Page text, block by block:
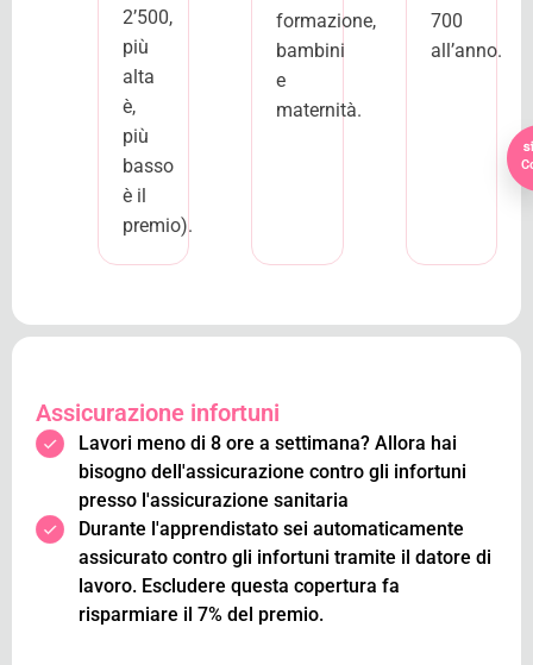
2’500,
più
alta
è,
più
basso
è il
premio).
formazione,
bambini
e
maternità.
700
all’anno.
Assicurazione infortuni
Lavori meno di 8 ore a settimana? Allora hai
bisogno dell'assicurazione contro gli infortuni
presso l'assicurazione sanitaria
Durante l'apprendistato sei automaticamente
assicurato contro gli infortuni tramite il datore di
lavoro. Escludere questa copertura fa
risparmiare il 7% del premio.